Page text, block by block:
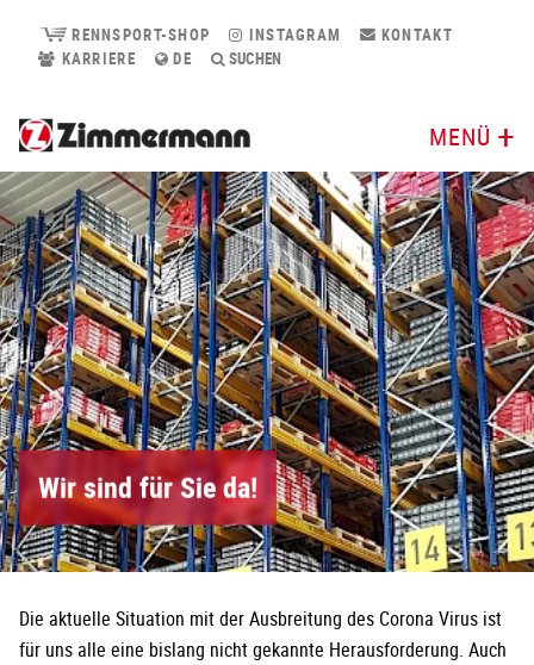
RENNSPORT-SHOP INSTAGRAM
KONTAKT
KARRIERE
DE SUCHEN
MENÜ
Wir sind für Sie da!
Die aktuelle Situation mit der Ausbreitung des Corona Virus ist
für uns alle eine bislang nicht gekannte Herausforderung. Auch